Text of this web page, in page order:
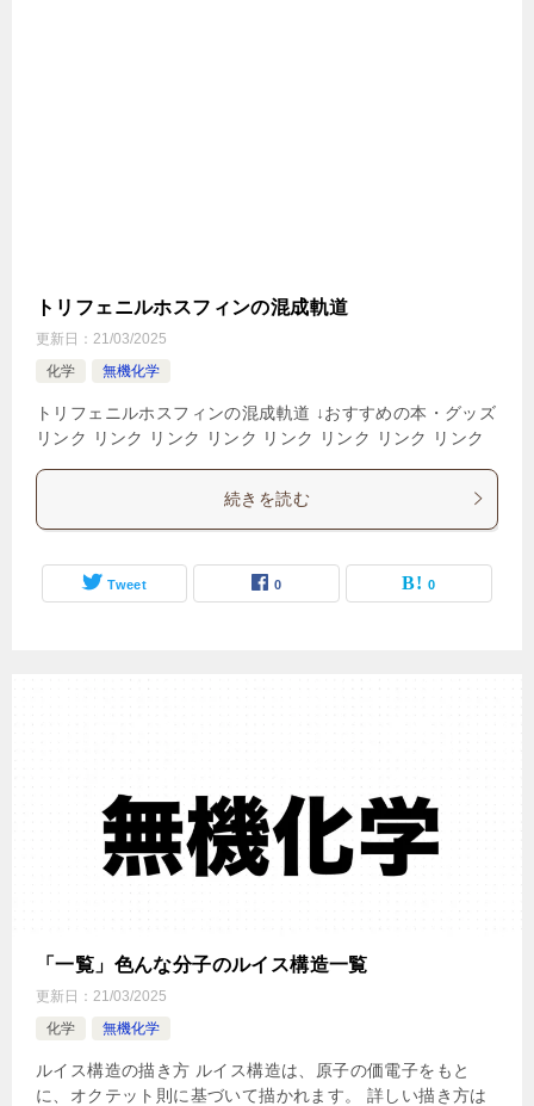
トリフェニルホスフィンの混成軌道
更新日： 21/03/2025
化学
無機化学
トリフェニルホスフィンの混成軌道 ↓おすすめの本・グッズ
リンク リンク リンク リンク リンク リンク リンク リンク
続きを読む
Tweet 0 0
「一覧」色んな分子のルイス構造一覧
更新日： 21/03/2025
化学
無機化学
ルイス構造の描き方 ルイス構造は、原子の価電子をもと
に、オクテット則に基づいて描かれます。 詳しい描き方は